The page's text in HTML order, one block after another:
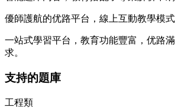
優師護航的优路平台，線上互動教學模式
一站式學習平台，教育功能豐富，优路
求。
支持的題庫
工程類